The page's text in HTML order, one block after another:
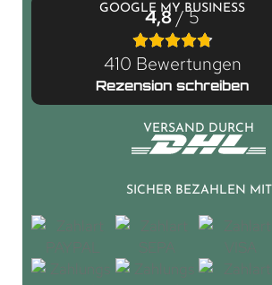
GOOGLE MY BUSINESS
4,8/ 5
410 Bewertungen
Rezension schreiben
VERSAND DURCH
SICHER BEZAHLEN MIT